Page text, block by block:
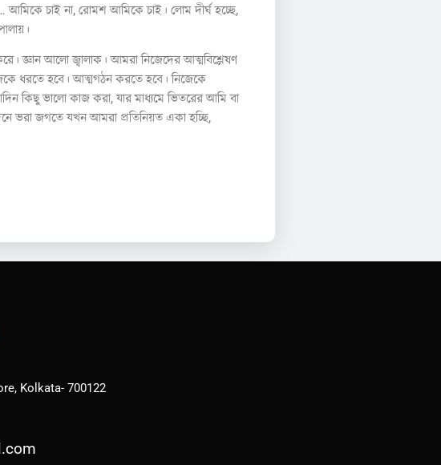
আমিকে চাই না, রোমশ আমিকে চাই। লোম দীর্ঘ হচ্ছে,
জ্ঞান আলো জ্বালাক। আমরা নিজেদের আত্মবিশ্লেষণ
ধরতে হবে। আত্মগঠন করতে হবে। নিজেকে
কিছু ভালো কাজ করা, যার মাধ্যমে ভিতরের আমি বা
ভরা জগতে যখন আমরা প্রতিনিয়ত একা হচ্ছি,
Kolkata- 700122